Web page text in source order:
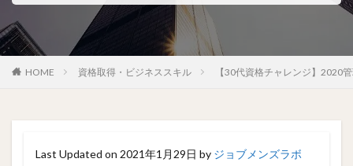
HOME 資格取得・ビジネススキル 【30代資格チャレンジ】2020
Last Updated on 2021年1月29日 by ジョブメンズラボ